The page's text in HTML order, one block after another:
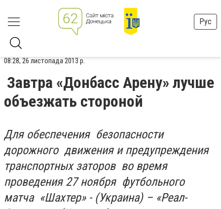
Рус
08:28, 26 листопада 2013 р.
Завтра «Донбасс Арену» лучше
объезжать стороной
Для обеспечения безопасности
дорожного движения и предупреждения
транспортных заторов во время
проведения 27 ноябряфутбольного
матча «Шахтер» - (Украина) – «Реал-